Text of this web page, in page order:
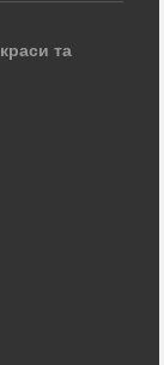
та